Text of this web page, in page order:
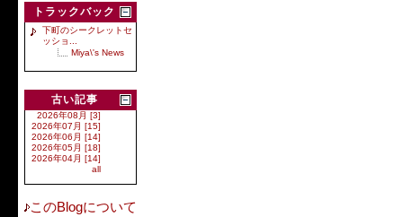
トラックバック
下町のシークレットセ
ッショ...
Miya\'s News
古い記事
2026年08月 [3]
2026年07月 [15]
2026年06月 [14]
2026年05月 [18]
2026年04月 [14]
all
このBlogについて